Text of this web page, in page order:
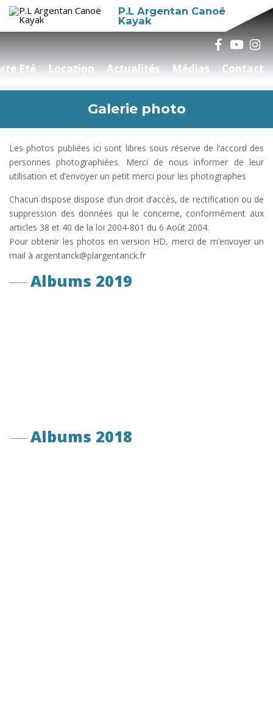
P.L Argentan Canoë
Kayak
Eté Location Actualités Médias Contact
Galerie photo
Les photos publiées ici sont libres sous réserve de l’accord des
personnes photographiées. Merci de nous informer de leur
utilisation et d’envoyer un petit merci pour les photographes
Chacun dispose dispose d’un droit d’accès, de rectification ou de
suppression des données qui le concerne, conformément aux
articles 38 et 40 de la loi 2004-801 du 6 Août 2004.
Pour obtenir les photos en version HD, merci de m’envoyer un
mail à argentanck@plargentanck.fr
Albums 2019
Albums 2018